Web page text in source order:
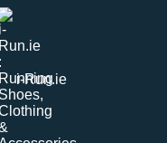
i-Run.ie